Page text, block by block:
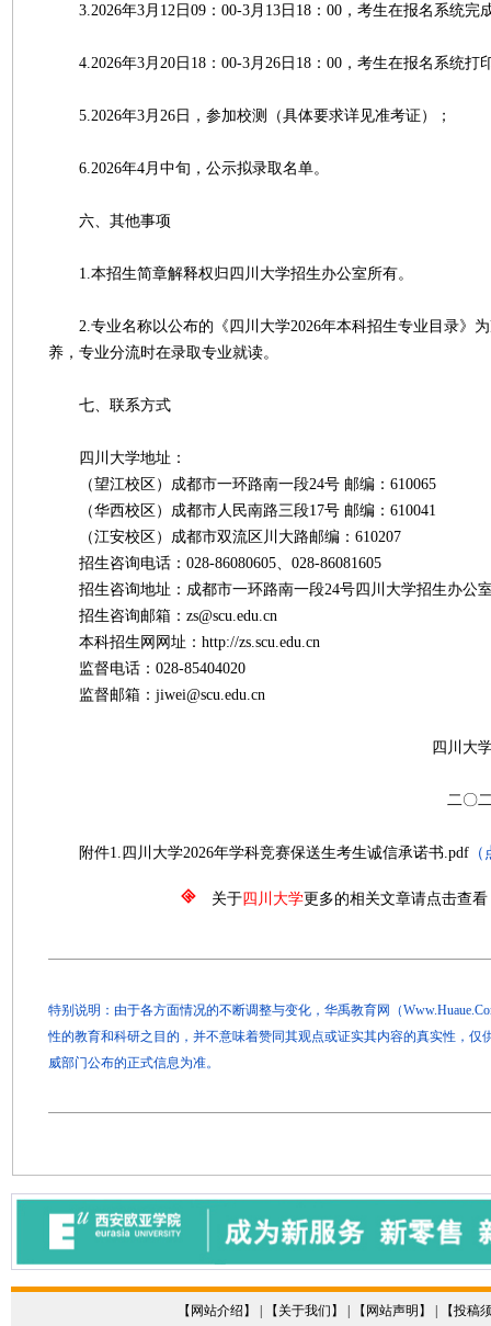
3.2026年3月12日09：00-3月13日18：00，考生在报名系统完
4.2026年3月20日18：00-3月26日18：00，考生在报名系统打
5.2026年3月26日，参加校测（具体要求详见准考证）；
6.2026年4月中旬，公示拟录取名单。
六、其他事项
1.本招生简章解释权归四川大学招生办公室所有。
2.专业名称以公布的《四川大学2026年本科招生专业目录》
养，专业分流时在录取专业就读。
七、联系方式
四川大学地址：
（望江校区）成都市一环路南一段24号 邮编：610065
（华西校区）成都市人民南路三段17号 邮编：610041
（江安校区）成都市双流区川大路邮编：610207
招生咨询电话：028-86080605、028-86081605
招生咨询地址：成都市一环路南一段24号四川大学招生办公
招生咨询邮箱：zs@scu.edu.cn
本科招生网网址：http://zs.scu.edu.cn
监督电话：028-85404020
监督邮箱：jiwei@scu.edu.cn
四川大学招生办
二〇二六年一
附件1.四川大学2026年学科竞赛保送生考生诚信承诺书.pdf
关于四川大学更多的相关文章请点击查看
特别说明：由于各方面情况的不断调整与变化，华禹教育网（
性的教育和科研之目的，并不意味着赞同其观点或证实其内容的真实性，仅
威部门公布的正式信息为准。
【 网站介绍 】 | 【 关于我们 】 | 【 网站声明 】 | 【投稿